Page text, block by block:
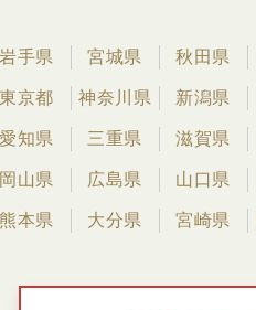
岩手県 宮城県 秋田県
東京都 神奈川県 新潟県
愛知県 三重県 滋賀県
岡山県 広島県 山口県
熊本県 大分県 宮崎県